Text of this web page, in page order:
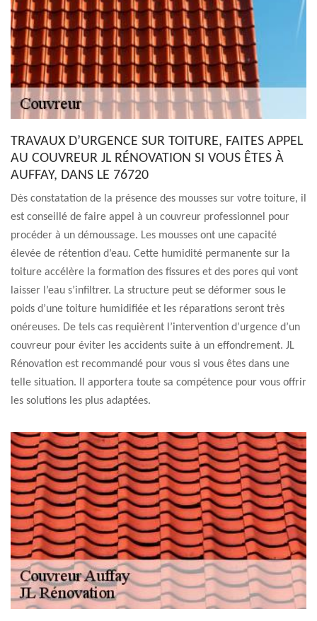
TRAVAUX D’URGENCE SUR TOITURE, FAITES APPEL
AU COUVREUR JL RÉNOVATION SI VOUS ÊTES À
AUFFAY, DANS LE 76720
Dès constatation de la présence des mousses sur votre toiture, il
est conseillé de faire appel à un couvreur professionnel pour
procéder à un démoussage. Les mousses ont une capacité
élevée de rétention d’eau. Cette humidité permanente sur la
toiture accélère la formation des fissures et des pores qui vont
laisser l’eau s’infiltrer. La structure peut se déformer sous le
poids d’une toiture humidifiée et les réparations seront très
onéreuses. De tels cas requièrent l’intervention d’urgence d’un
couvreur pour éviter les accidents suite à un effondrement. JL
Rénovation est recommandé pour vous si vous êtes dans une
telle situation. Il apportera toute sa compétence pour vous offrir
les solutions les plus adaptées.